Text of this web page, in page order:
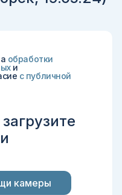
обработки
и
c публичной
камеры